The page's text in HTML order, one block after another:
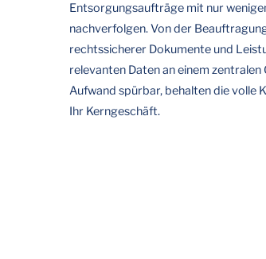
Entsorgungsaufträge mit nur
nachverfolgen. Von der
rechtssicherer Dokumente und
relevanten Daten an einem
Aufwand spürbar, behalten die volle
Ihr Kerngeschäft.